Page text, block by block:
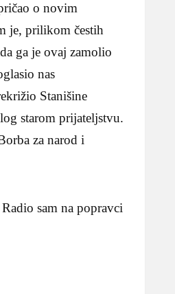
o novim
je, prilikom čestih
ga je ovaj zamolio
nas
Stanišine
starom prijateljstvu.
za narod i
sam na popravci